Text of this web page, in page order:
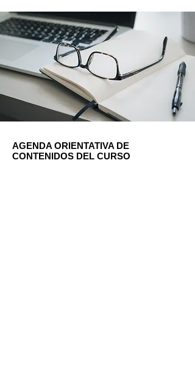
AGENDA ORIENTATIVA DE
CONTENIDOS DEL CURSO